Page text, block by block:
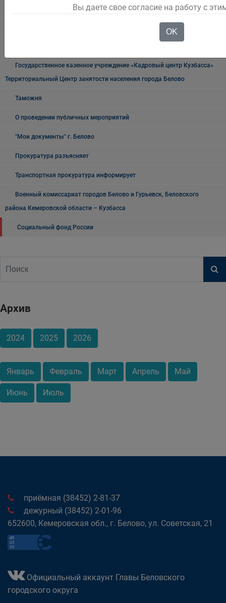
Государственное казенное учреждение «Кадровый центр Кузбасса»
Территориальный Центр занятости населения города Белово
Таможня
О проведении публичных мероприятий
"Мои документы" г. Белово
Прокуратура разъясняет
Транспортная прокуратура информирует
Военный комиссариат городов Белово и Гурьевск, Беловского
района Кемеровской области – Кузбасса
Социальный фонд России
Архив
2024 2025 2026
Январь Февраль Март Апрель Май
Июнь Июль
приёмная (38452) 2-81-37
дежурный (38452) 2-01-96
652600, Кемеровская обл., г. Белово, ул. Советская, 21
Официальный аккаунт Главы Беловского
городского округа
Вы даете свое согласие на работу с
OK